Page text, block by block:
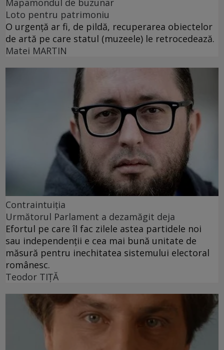
Mapamondul de buzunar
Loto pentru patrimoniu
O urgenţă ar fi, de pildă, recuperarea obiectelor
de artă pe care statul (muzeele) le retrocedează.
Matei MARTIN
Contraintuiţia
Următorul Parlament a dezamăgit deja
Efortul pe care îl fac zilele astea partidele noi
sau independenții e cea mai bună unitate de
măsură pentru inechitatea sistemului electoral
românesc.
Teodor TIŢĂ